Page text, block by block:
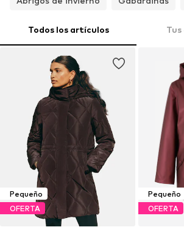
Todos los artículos
Pequeño
OFERTA
Pequeño
OFERTA